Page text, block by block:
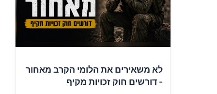
לא משאירים את הלומי הקרב מאחור
- דורשים חוק זכויות מקיף